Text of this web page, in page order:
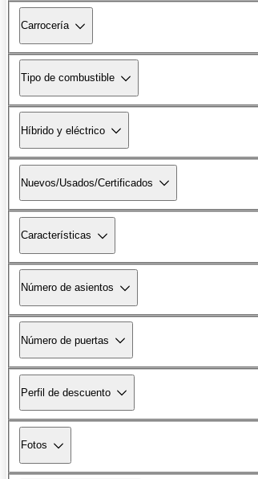
Carrocería
Tipo de combustible
Híbrido y eléctrico
Nuevos/Usados/Certificados
Características
Número de asientos
Número de puertas
Perfil de descuento
Fotos